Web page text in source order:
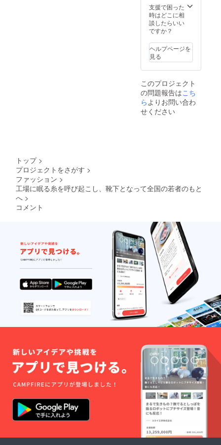
る費用
は別途
負担を
お願い
致しま
す。 ・
にお名
前（漢
字/カタ
カナフ
ルネー
ム）の
ご記入
クラウ
ドファ
ご登録
頂いて
いる
メール
アドレ
ス宛に
ご連絡
させて
頂きま
す。ク
ラウド
ファン
ディン
グのリ
完了後
になる
ので、5
月以降
のご案
内とな
りま
す。 ・
個人の
お客様
に寄り
添う形
定させ
ること
は難し
いので
遅くと
も2022
年12月
にはお
出来る
よう動
いてい
く予定
合もあ
確定出
来ない
ことを
ご了承
下さい
ますよ
う、よ
ろしく
お願い
申し上
げま
す。 ※
参加者
の方の
て、作
る靴下
の総数
が変更
しま
す。少
なくと
も1名様
あたり
100足の
は約束
や日程
の相談
は、ク
ラウド
ディン
グ終了
後、ご
登録頂
るメー
ルアド
レス宛
にご連
ネー
いたし
ます。
・靴下
は自由
にデザ
インし
て頂く
のです
が、編
み方の
都合
上、
100%イ
メージ
れて靴
下を作
る事が
出来な
い場合
があり
ます。
ご了承
下さい
ますよ
しくお
い。 ・
送料、
消費税
込みの
定で
す。靴
下本来
の価格
テッ
カーや
手紙、
動画の
価格を
18時で
す。 ▼
注意 ・
内容や
相談
は、ク
ラウド
ファン
グ終了
後、ご
登録頂
いてい
るメー
かかる
交通費
戴いた
しま
す。 ・
法令、
公序良
俗に反
する行
為はお
断りさ
せて頂
きま
す。 ・
お会い
する際
共の場
でお会
いさせ
て頂き
ます。
・備考
欄に、
お名前
（漢字/
ナフル
ネー
ム）の
支援で困った
時はどこに相
談したらいい
ですか？
ヘルプページを
見る
このプロジェクト
の問題報告はこち
ら よりお問い合わ
せください
トップ >
プロジェクトをさがす >
ファッション >
工場に眠る糸を呼び起こし、靴下となって全国の若者のもと
へ >
コメント